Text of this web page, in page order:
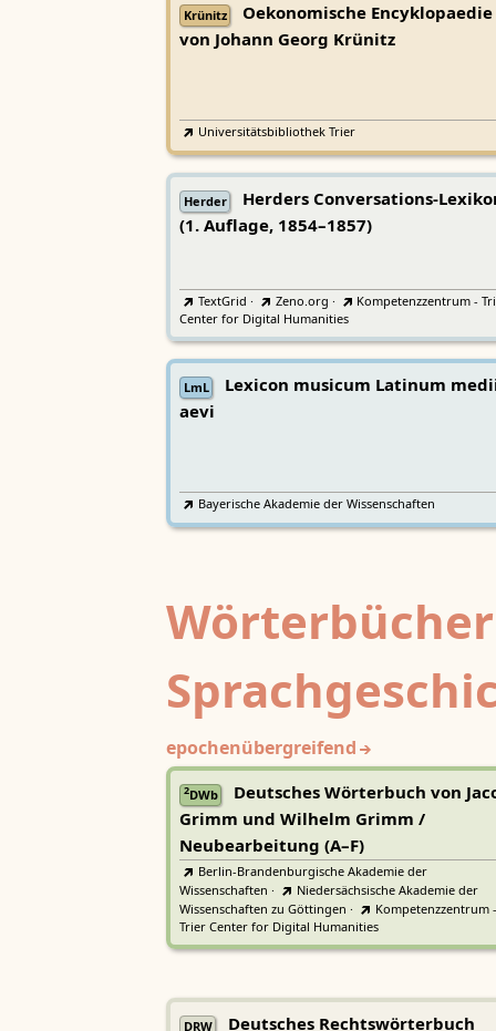
Krünitz
Oekonomische Encyklopaedie
von Johann Georg Krünitz
Universitätsbibliothek Trier
Herder
Herders Conversations-
(1. Auflage, 1854–1857)
TextGrid · Zeno.org ·
Kompetenzzentrum -
Center for Digital Humanities
LmL
Lexicon musicum Latinum
aevi
Bayerische Akademie der Wissenschaften
epochenübergreifend
2DWb
Deutsches Wörterbuch von
Grimm und Wilhelm Grimm /
Neubearbeitung (A–F)
Berlin-Brandenburgische Akademie der
Wissenschaften ·
Niedersächsische Akademie der
Wissenschaften zu Göttingen ·
Kompetenzzentrum -
Trier Center for Digital Humanities
DRW Deutsches Rechtswörterbuch